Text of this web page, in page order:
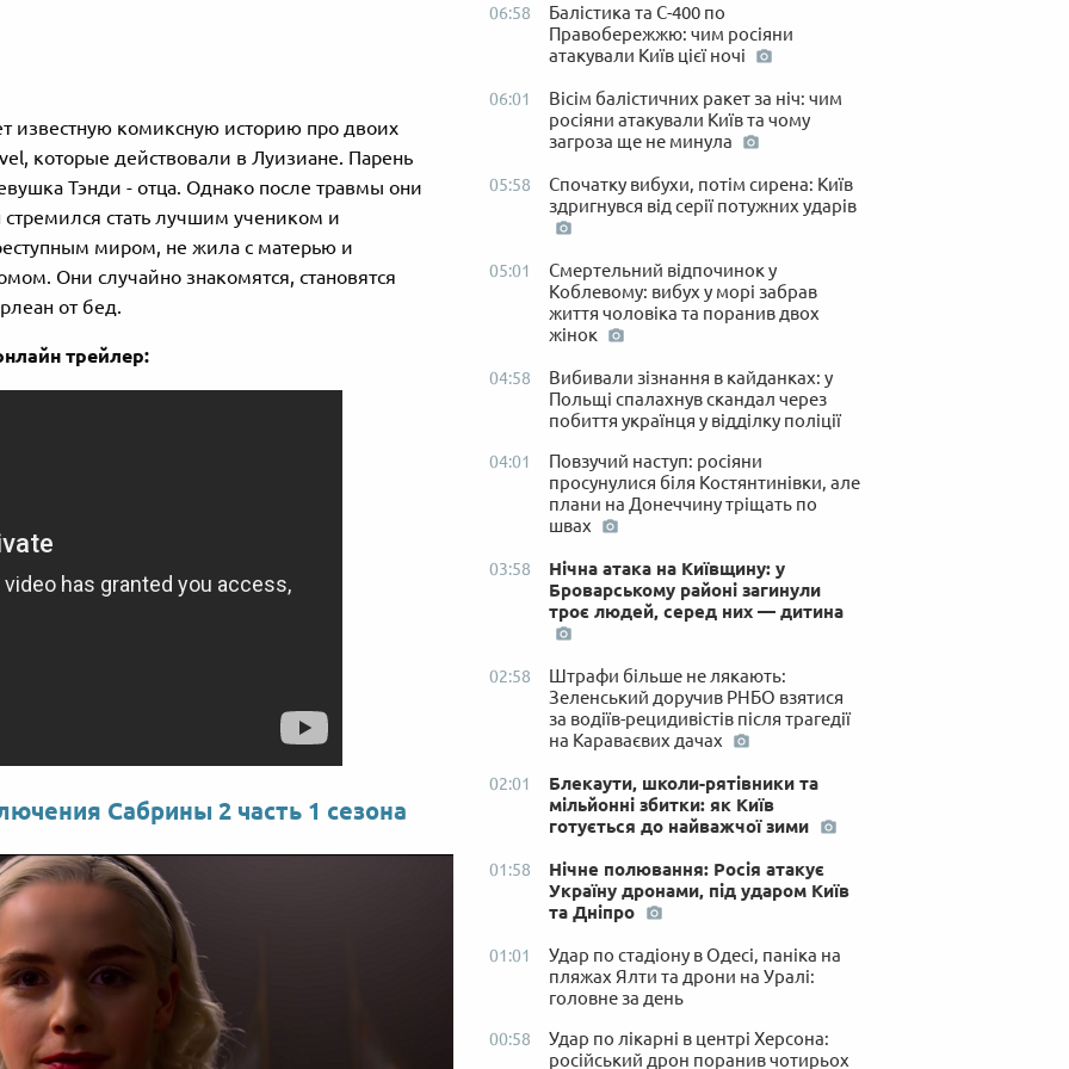
известную комиксную историю про двоих
которые действовали в Луизиане. Парень
Тэнди - отца. Однако после травмы они
стать лучшим учеником и
миром, не жила с матерью и
Они случайно знакомятся, становятся
от бед.
трейлер:
Сабрины 2 часть 1 сезона
06:58
Балістика та С-400 по
Правобережжю: чим росіяни
атакували Київ цієї ночі
06:01
Вісім балістичних ракет за ніч: чим
росіяни атакували Київ та чому
загроза ще не минула
05:58
Спочатку вибухи, потім сирена: Київ
здригнувся від серії потужних ударів
05:01
Смертельний відпочинок у
Коблевому: вибух у морі забрав
життя чоловіка та поранив двох
жінок
04:58
Вибивали зізнання в кайданках: у
Польщі спалахнув скандал через
побиття українця у відділку поліції
04:01
Повзучий наступ: росіяни
просунулися біля Костянтинівки, але
плани на Донеччину тріщать по
швах
03:58
Нічна атака на Київщину: у
Броварському районі загинули
троє людей, серед них — дитина
02:58
Штрафи більше не лякають:
Зеленський доручив РНБО взятися
за водіїв-рецидивістів після трагедії
на Караваєвих дачах
02:01
Блекаути, школи-рятівники та
мільйонні збитки: як Київ
готується до найважчої зими
01:58
Нічне полювання: Росія атакує
Україну дронами, під ударом Київ
та Дніпро
01:01
Удар по стадіону в Одесі, паніка на
пляжах Ялти та дрони на Уралі:
головне за день
00:58
Удар по лікарні в центрі Херсона:
російський дрон поранив чотирьох